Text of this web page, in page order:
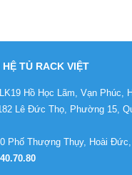
TỦ RACK VIỆT
Hồ Học Lãm, Vạn Phúc,
Lê Đức Thọ, Phường 15,
Phố Thượng Thụy, Hoài Đức,